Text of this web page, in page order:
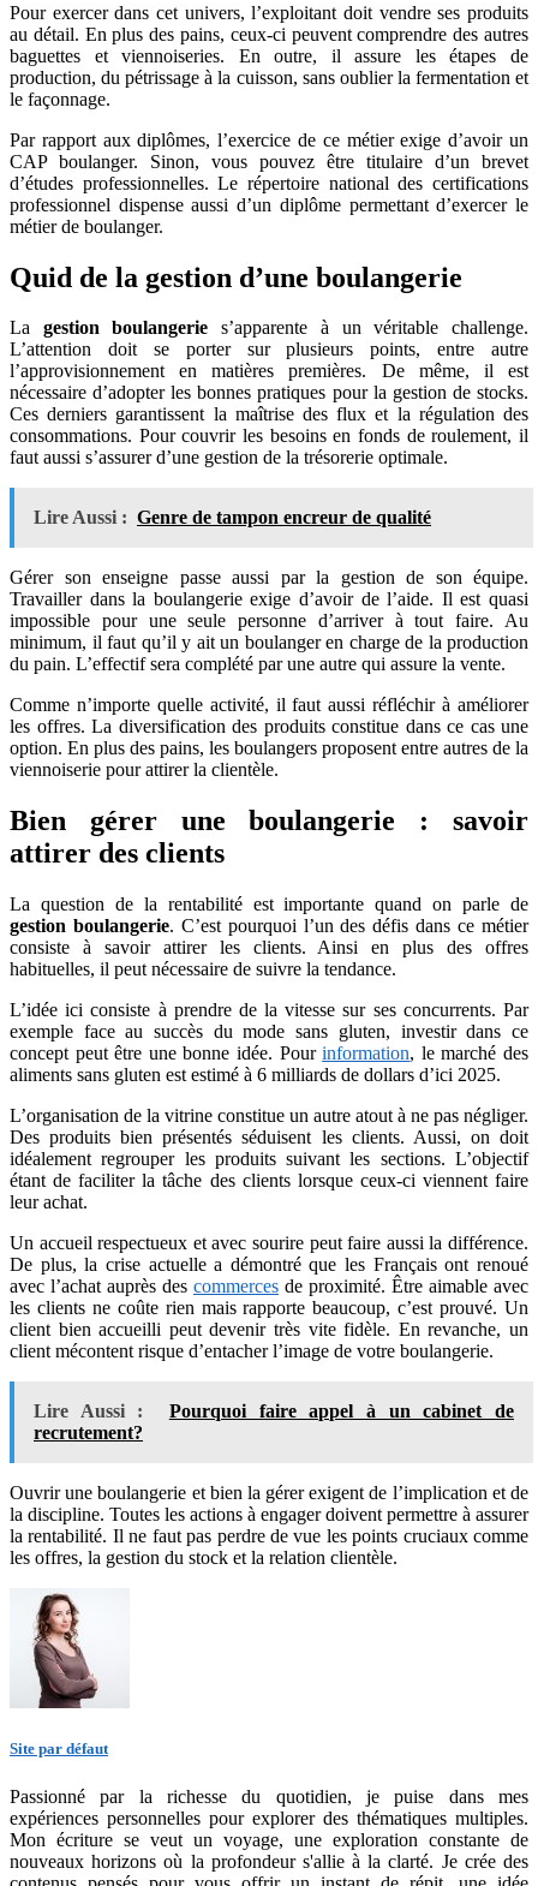
Pour exercer dans cet univers, l’exploitant doit vendre ses produits
au détail. En plus des pains, ceux-ci peuvent comprendre des autres
baguettes et viennoiseries. En outre, il assure les étapes de
production, du pétrissage à la cuisson, sans oublier la fermentation et
le façonnage.
Par rapport aux diplômes, l’exercice de ce métier exige d’avoir un
CAP boulanger. Sinon, vous pouvez être titulaire d’un brevet
d’études professionnelles. Le répertoire national des certifications
professionnel dispense aussi d’un diplôme permettant d’exercer le
métier de boulanger.
Quid de la gestion d’une boulangerie
La gestion boulangerie s’apparente à un véritable challenge.
L’attention doit se porter sur plusieurs points, entre autre
l’approvisionnement en matières premières. De même, il est
nécessaire d’adopter les bonnes pratiques pour la gestion de stocks.
Ces derniers garantissent la maîtrise des flux et la régulation des
consommations. Pour couvrir les besoins en fonds de roulement, il
faut aussi s’assurer d’une gestion de la trésorerie optimale.
Lire Aussi : Genre de tampon encreur de qualité
Gérer son enseigne passe aussi par la gestion de son équipe.
Travailler dans la boulangerie exige d’avoir de l’aide. Il est quasi
impossible pour une seule personne d’arriver à tout faire. Au
minimum, il faut qu’il y ait un boulanger en charge de la production
du pain. L’effectif sera complété par une autre qui assure la vente.
Comme n’importe quelle activité, il faut aussi réfléchir à améliorer
les offres. La diversification des produits constitue dans ce cas une
option. En plus des pains, les boulangers proposent entre autres de la
viennoiserie pour attirer la clientèle.
Bien gérer une boulangerie : savoir
attirer des clients
La question de la rentabilité est importante quand on parle de
gestion boulangerie. C’est pourquoi l’un des défis dans ce métier
consiste à savoir attirer les clients. Ainsi en plus des offres
habituelles, il peut nécessaire de suivre la tendance.
L’idée ici consiste à prendre de la vitesse sur ses concurrents. Par
exemple face au succès du mode sans gluten, investir dans ce
concept peut être une bonne idée. Pourinformation, le marché des
aliments sans gluten est estimé à 6 milliards de dollars d’ici 2025.
L’organisation de la vitrine constitue un autre atout à ne pas négliger.
Des produits bien présentés séduisent les clients. Aussi, on doit
idéalement regrouper les produits suivant les sections. L’objectif
étant de faciliter la tâche des clients lorsque ceux-ci viennent faire
leur achat.
Un accueil respectueux et avec sourire peut faire aussi la différence.
De plus, la crise actuelle a démontré que les Français ont renoué
avec l’achat auprès des commerces de proximité. Être aimable avec
les clients ne coûte rien mais rapporte beaucoup, c’est prouvé. Un
client bien accueilli peut devenir très vite fidèle. En revanche, un
client mécontent risque d’entacher l’image de votre boulangerie.
Lire Aussi :
Pourquoi faire appel à un cabinet de
recrutement?
Ouvrir une boulangerie et bien la gérer exigent de l’implication et de
la discipline. Toutes les actions à engager doivent permettre à assurer
la rentabilité. Il ne faut pas perdre de vue les points cruciaux comme
les offres, la gestion du stock et la relation clientèle.
Site par défaut
Passionné par la richesse du quotidien, je puise dans mes
expériences personnelles pour explorer des thématiques multiples.
Mon écriture se veut un voyage, une exploration constante de
nouveaux horizons où la profondeur s'allie à la clarté. Je crée des